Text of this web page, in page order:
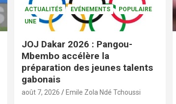
ACTUALITÉS EVÉNEMENTS
POPULAIRE
UNE
JOJ Dakar 2026 : Pangou-
Mbembo accélère la
préparation des jeunes talents
gabonais
août 7, 2026 Emile Zola Ndé Tchoussi